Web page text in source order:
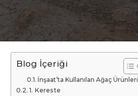
Blog İçeriği
İnşaat’ta Kullanılan Ağaç Ürünleri
1. Kereste